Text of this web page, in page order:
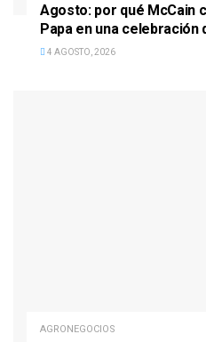
Agosto: por qué McCain
Papa en una celebración
4 AGOSTO, 2026
AGRONEGOCIOS